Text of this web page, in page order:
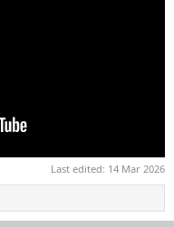
Last edited: 14 Mar 2026